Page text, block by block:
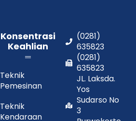
Konsentrasi
Keahlian
Teknik
Pemesinan
Teknik
Kendaraan
(0281)
635823
(0281)
635823
JL. Laksda.
Yos
Sudarso No
3